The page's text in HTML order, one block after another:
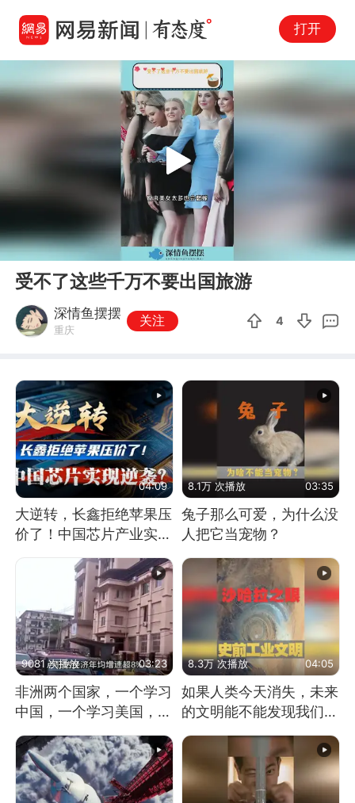
打开
00:00
Play
受不了这些千万不要出国旅游
深情鱼摆摆
重庆
关注 4
04:09
大逆转，长鑫拒绝苹果压
价了！中国芯片产业实现
怎样的逆袭？
8.1万 次播放 03:35
兔子那么可爱，为什么没
人把它当宠物？
9081 次播放 03:23
非洲两个国家，一个学习
中国，一个学习美国，结
8.3万 次播放 04:05
如果人类今天消失，未来
的文明能不能发现我们存